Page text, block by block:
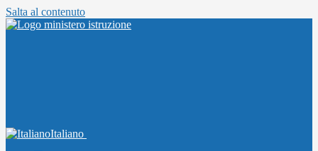
Salta al contenuto
Italiano